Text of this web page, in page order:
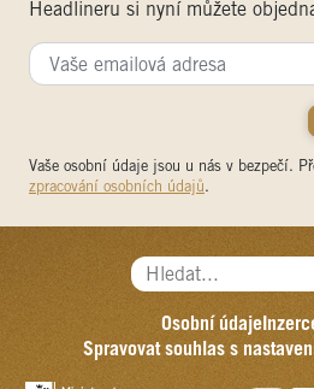
Headlineru si nyní můžete
Vaše osobní údaje jsou u nás v bezpečí.
zpracování osobních údajů.
Hledat...
Osobní údaje
Spravovat souhlas s